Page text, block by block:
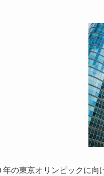
年の東京オリンピックに